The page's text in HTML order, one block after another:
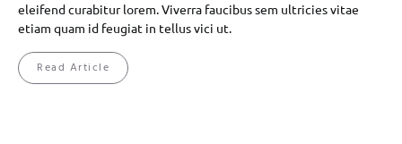
eleifend curabitur lorem. Viverra faucibus sem ultricies vitae
etiam quam id feugiat in tellus vici ut.
Read Article